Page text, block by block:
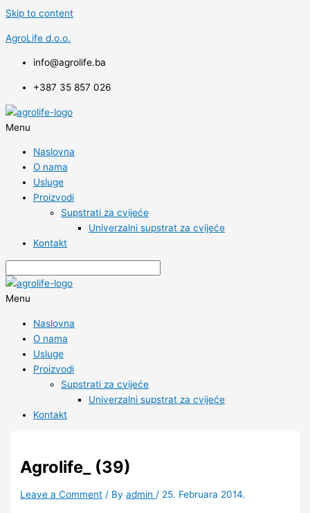
Skip to content
AgroLife d.o.o.
info@agrolife.ba
+387 35 857 026
Menu
Naslovna
O nama
Usluge
Proizvodi
Supstrati za cvijeće
Univerzalni supstrat za cvijeće
Kontakt
Menu
Naslovna
O nama
Usluge
Proizvodi
Supstrati za cvijeće
Univerzalni supstrat za cvijeće
Kontakt
Agrolife_ (39)
Leave a Comment / Byadmin/ 25. Februara 2014.